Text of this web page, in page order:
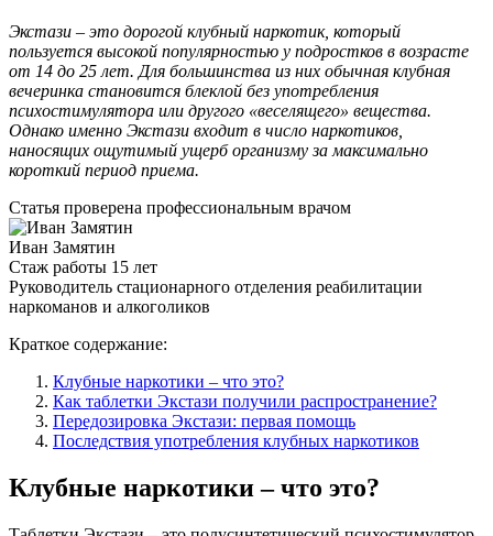
Экстази – это дорогой клубный наркотик, который
пользуется высокой популярностью у подростков в возрасте
от 14 до 25 лет. Для большинства из них обычная клубная
вечеринка становится блеклой без употребления
психостимулятора или другого «веселящего» вещества.
Однако именно Экстази входит в число наркотиков,
наносящих ощутимый ущерб организму за максимально
короткий период приема.
Статья проверена профессиональным врачом
Иван Замятин
Стаж работы 15 лет
Руководитель стационарного отделения реабилитации
наркоманов и алкоголиков
Краткое содержание:
Клубные наркотики – что это?
Как таблетки Экстази получили распространение?
Передозировка Экстази: первая помощь
Последствия употребления клубных наркотиков
Клубные наркотики – что это?